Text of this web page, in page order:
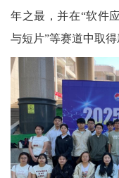
年之最，并在“软件
与短片”等赛道中取得